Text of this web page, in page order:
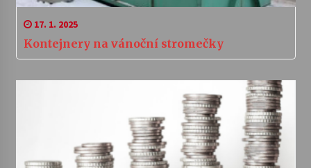
17. 1. 2025
Kontejnery na vánoční stromečky